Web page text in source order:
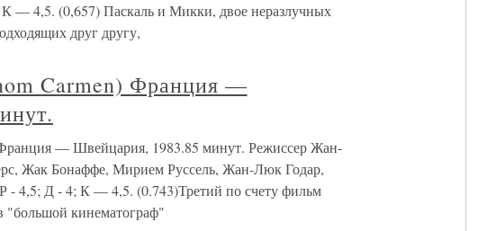
(0,657) Паскаль и Микки, двое неразлучных
друг другу,
Carmen) Франция —
— Швейцария, 1983.85 минут. Режиссер Жан-
Жак Бонаффе, Мирием Руссель, Жан-Люк Годар,
4,5; Д - 4; К — 4,5. (0.743)Третий по счету фильм
"большой кинематограф"